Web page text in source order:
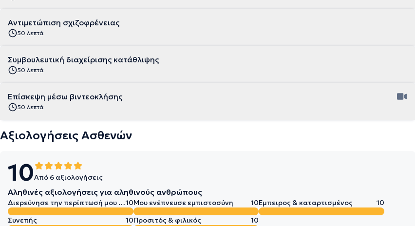
Αντιμετώπιση σχιζοφρένειας
50 λεπτά
Συμβουλευτική διαχείρισης κατάθλιψης
50 λεπτά
Επίσκεψη μέσω βιντεοκλήσης
50 λεπτά
Αξιολογήσεις Ασθενών
10Από 6 αξιολογήσεις
Αληθινές αξιολογήσεις για αληθινούς ανθρώπους
Διερεύνησε την περίπτωσή μου σε βάθος10Μου ενέπνευσε εμπιστοσύνη 10Έμπειρος & καταρτισμένος
10
Συνεπής
10Προσιτός & φιλικός 10